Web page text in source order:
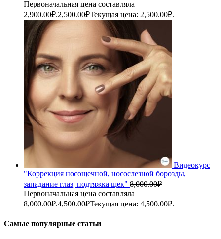
Первоначальная цена составляла
2,900.00₽.2,500.00₽Текущая цена: 2,500.00₽.
Видеокурс
"Коррекция носощечной, носослезной борозды,
западание глаз, подтяжка щек" 8,000.00₽
Первоначальная цена составляла
8,000.00₽.4,500.00₽Текущая цена: 4,500.00₽.
Самые популярные статьи